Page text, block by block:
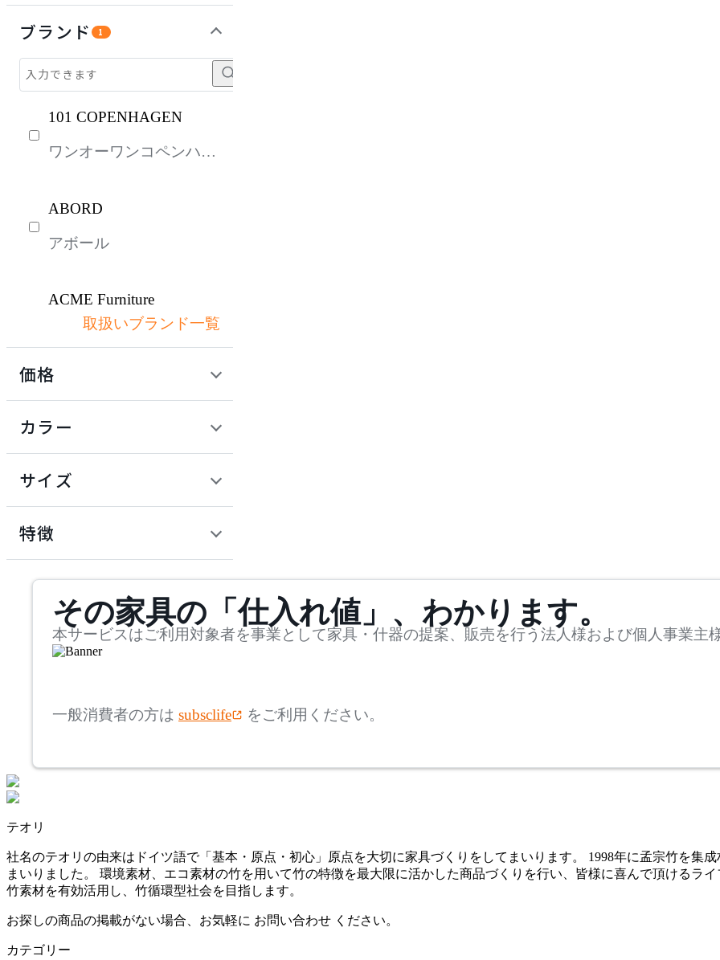
ブランド 1
101 COPENHAGEN
ワンオーワンコペンハー
ABORD
アボール
ACME Furniture
アクメファニチャー
アダル
ADAL TOTAL INTERIOR
アコレクション
アドレス
ARUNAi
アルナイ
取扱いブランド一覧
価格
カラー
サイズ
mm
検索
~
~
mm
特徴
その家具の「仕入れ値」、わかります。
本サービスはご利用対象者を事業として家具・什器の提案、販売を行う法人様および個人事業主
一般消費者の方は subsclife をご利用ください。
テオリ
社名のテオリの由来はドイツ語で「基本・原点・初心」原点を大切に家具づくりをしてまいります。 1998年に孟宗竹を集
まいりました。 環境素材、エコ素材の竹を用いて竹の特徴を最大限に活かした商品づくりを行い、皆様に喜んで頂けるラ
竹素材を有効活用し、竹循環型社会を目指します。
お探しの商品の掲載がない場合、お気軽に お問い合わせ ください。
カテゴリー